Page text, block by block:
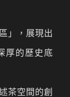
」，展現出
厚的歷史底
茶空間的創